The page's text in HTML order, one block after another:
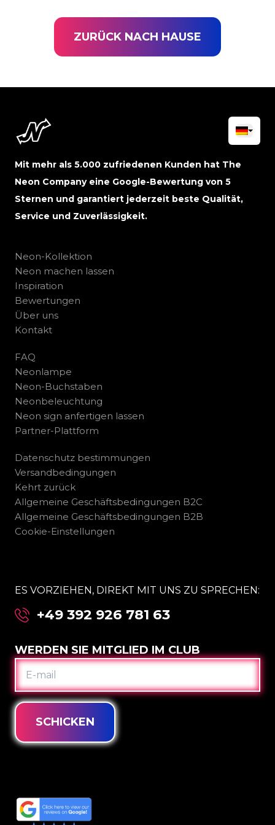
ZURÜCK NACH HAUSE
Mit mehr als 5.000 zufriedenen Kunden hat The
Neon Company eine Google-Bewertung von 5
Sternen und garantiert jederzeit beste Qualität,
Service und Zuverlässigkeit.
Neon-Kollektion
Neon machen lassen
Inspiration
Bewertungen
Über uns
Kontakt
FAQ
Neonlampe
Neon-Buchstaben
Neonbeleuchtung
Neon sign anfertigen lassen
Partner-Plattform
Datenschutz bestimmungen
Versandbedingungen
Kehrt zurück
Allgemeine Geschäftsbedingungen B2C
Allgemeine Geschäftsbedingungen B2B
Cookie-Einstellungen
ES VORZIEHEN, DIREKT MIT UNS ZU SPRECHEN:
+49 392 926 781 63
WERDEN SIE MITGLIED IM CLUB
E-
MAIL
SCHICKEN